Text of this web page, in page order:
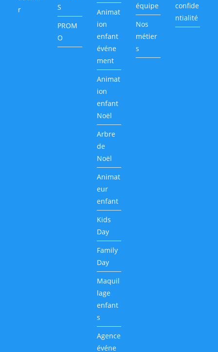
r
S
PROM
O
Animat
ion
enfant
événe
ment
Animat
ion
enfant
Noël
Arbre
de
Noël
Animat
eur
enfant
Kids
Day
Family
Day
Maquil
lage
enfant
s
Agence
événe
équipe
Nos
métier
s
confide
ntialité